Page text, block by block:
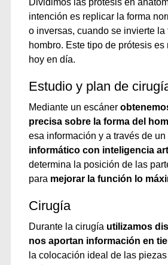
Dividimos las prótesis en
intención es replicar la forma
o inversas, cuando se invierte la
hombro. Este tipo de prótesis
hoy en día.
Estudio y plan de
Mediante un escáner
precisa sobre la forma del
esa información y a través de un
informático con inteligencia
determina la posición de las
para mejorar la función lo
Cirugía
Durante la cirugía utilizamos
nos aportan información en
la colocación ideal de las